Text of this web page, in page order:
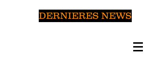
DERNIERES NEWS